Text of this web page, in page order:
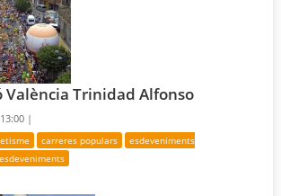
Trinidad Alfonso
|
carreres populars
esdeveniments